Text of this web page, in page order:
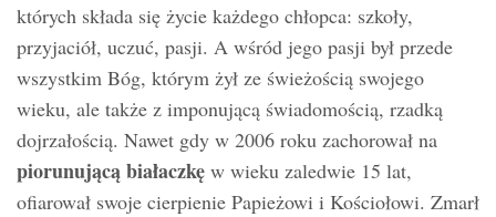
których składa się życie każdego chłopca: szkoły,
przyjaciół, uczuć, pasji. A wśród jego pasji był przede
wszystkim Bóg, którym żył ze świeżością swojego
wieku, ale także z imponującą świadomością, rzadką
dojrzałością. Nawet gdy w 2006 roku zachorował na
piorunującą białaczkę w wieku zaledwie 15 lat,
ofiarował swoje cierpienie Papieżowi i Kościołowi. Zmarł